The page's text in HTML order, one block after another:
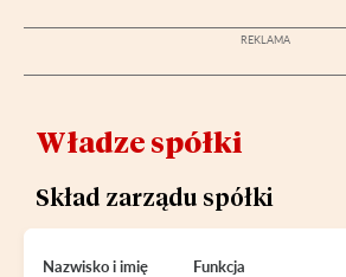
Władze spółki
Skład zarządu spółki
Nazwisko i imię Funkcja